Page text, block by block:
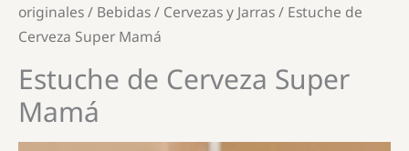
originales/ Bebidas/ Cervezas y Jarras/ Estuche de
Cerveza Super Mamá
Estuche de Cerveza Super
Mamá